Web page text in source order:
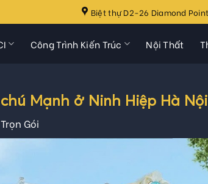
Biệt thự D2-26 Diamond
Công Trình Kiến Trúc Nội Thất
Mạnh ở Ninh Hiệp Hà Nội
Gói